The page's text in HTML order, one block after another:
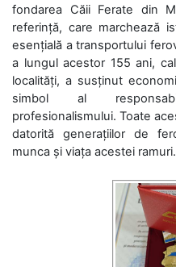
fondarea Căii Ferate din
referință, care marchează
esențială a transportului
a lungul acestor 155 ani,
localități, a susținut
simbol al
profesionalismului. Toate
datorită generațiilor de
munca și viața acestei